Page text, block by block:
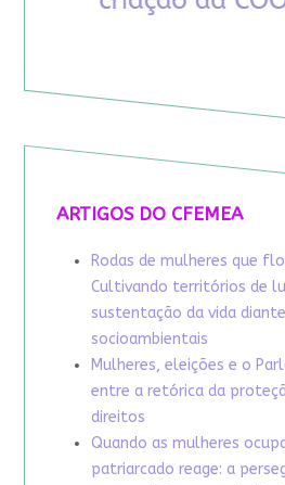
ARTIGOS DO CFEMEA
Rodas de mulheres que
Cultivando territórios de
sustentação da vida
socioambientais
Mulheres, eleições e o
entre a retórica da
direitos
Quando as mulheres
patriarcado reage: a